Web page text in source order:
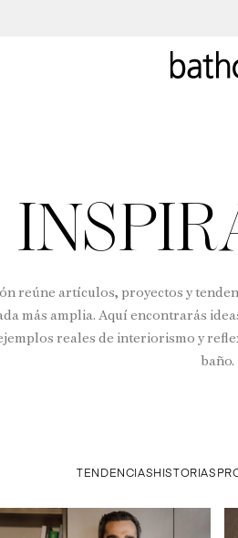
reúne artículos, proyectos y
más amplia. Aquí encontrarás
reales de interiorismo y
baño.
TENDENCIASHISTORIAS